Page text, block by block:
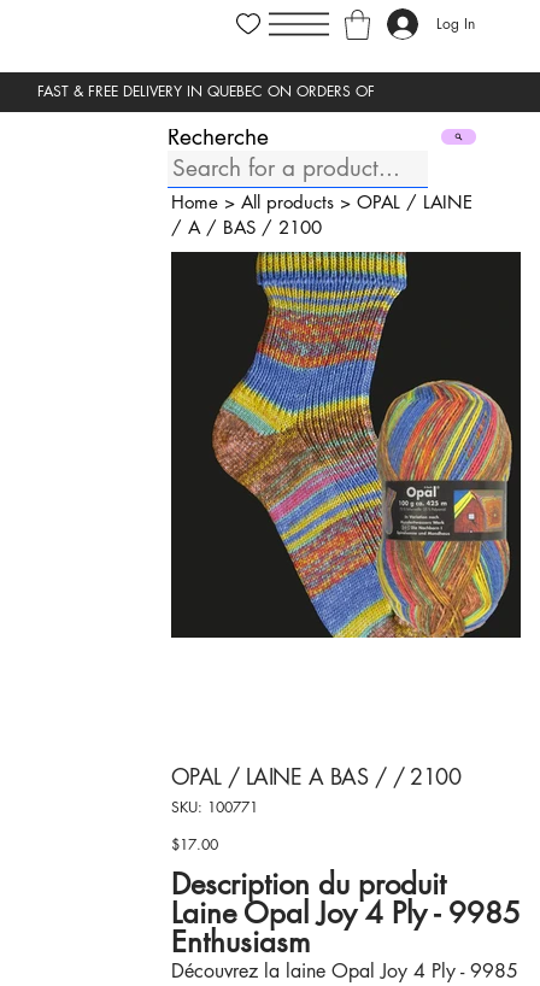
Log In
Recherche
Home> All products> OPAL / LAINE
/ A / BAS / 2100
OPAL / LAINE A BAS / / 2100
SKU:
SKU
100771
100771
Price
$17.00
Description du produit
Laine Opal Joy 4 Ply - 9985
Enthusiasm
Découvrez la laine Opal Joy 4 Ply - 9985